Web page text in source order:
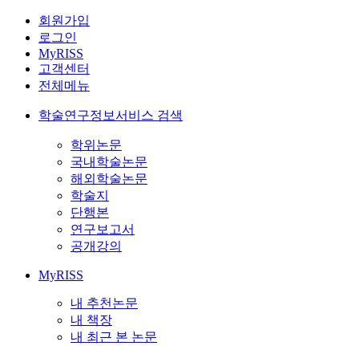
회원가입
로그인
MyRISS
고객센터
전체메뉴
학술연구정보서비스 검색
학위논문
국내학술논문
해외학술논문
학술지
단행본
연구보고서
공개강의
MyRISS
내 추천논문
내 책장
내 최근 본 논문